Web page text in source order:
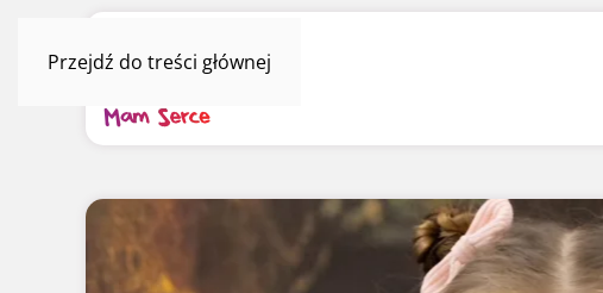
Przejdź do treści głównej